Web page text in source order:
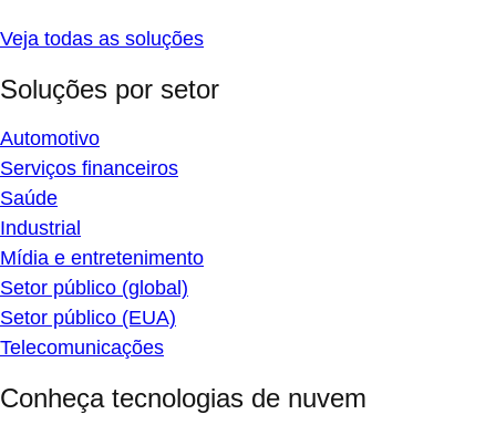
Veja todas as soluções
Soluções por setor
Automotivo
Serviços financeiros
Saúde
Industrial
Mídia e entretenimento
Setor público (global)
Setor público (EUA)
Telecomunicações
Conheça tecnologias de nuvem